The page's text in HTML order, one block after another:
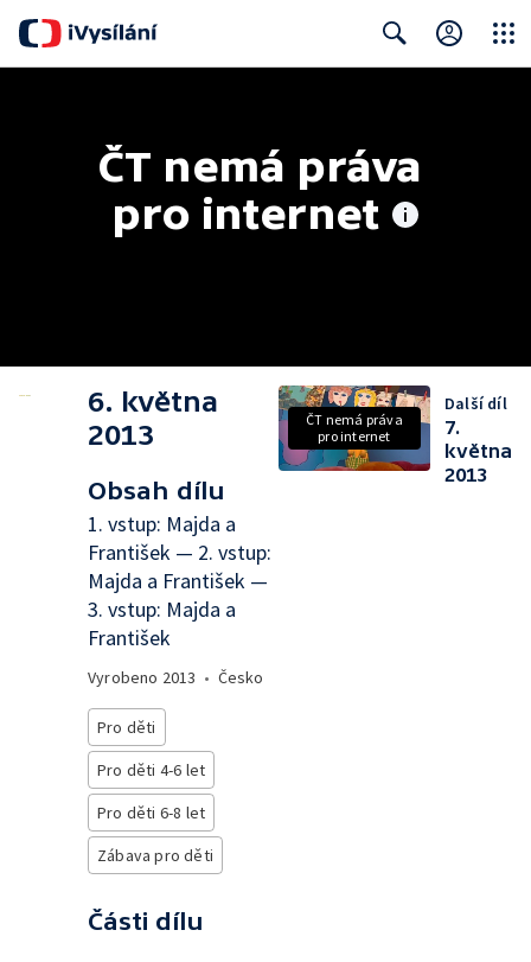
ČT nemá práva
pro internet
6. května
2013
Obsah dílu
1. vstup: Majda a
František — 2. vstup:
Majda a František —
3. vstup: Majda a
František
Vyrobeno 2013 • Česko
Pro děti
Pro děti 4-6 let
Pro děti 6-8 let
Zábava pro děti
Části dílu
ČT nemá práva
pro internet
Další díl
7.
května
2013